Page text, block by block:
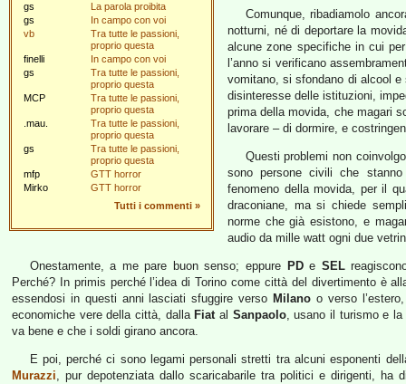
gs
La parola proibita
gs
In campo con voi
vb
Tra tutte le passioni,
proprio questa
finelli
In campo con voi
gs
Tra tutte le passioni,
proprio questa
MCP
Tra tutte le passioni,
proprio questa
.mau.
Tra tutte le passioni,
proprio questa
gs
Tra tutte le passioni,
proprio questa
mfp
GTT horror
Mirko
GTT horror
Tutti i commenti »
Comunque, ribadiamolo
notturni, né di deportare la
alcune zone specifiche in cui
l’anno si verificano
vomitano, si sfondano di alcool
disinteresse delle istituzioni,
prima della movida, che magari
lavorare – di dormire, e
Questi problemi non
sono persone civili che
fenomeno della movida, per il
draconiane, ma si chiede
norme che già esistono, e
audio da mille watt ogni due
Onestamente, a me pare buon senso; eppure PDe SEL
Perché? In primis perché l’idea di Torino come città del divertimento è
essendosi in questi anni lasciati sfuggire verso Milano o verso
economiche vere della città, dalla Fiatal Sanpaolo, usano il turismo e la
va bene e che i soldi girano ancora.
E poi, perché ci sono legami personali stretti tra alcuni esponenti
Murazzi, pur depotenziata dallo scaricabarile tra politici e dirigenti, ha